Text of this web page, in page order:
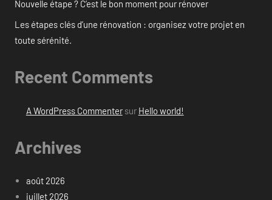
Nouvelle étape ? C’est le bon moment pour rénover
Les étapes clés d’une rénovation : organisez votre projet en
toute sérénité.
Recent Comments
A WordPress Commentersur Hello world!
Archives
août 2026
juillet 2026